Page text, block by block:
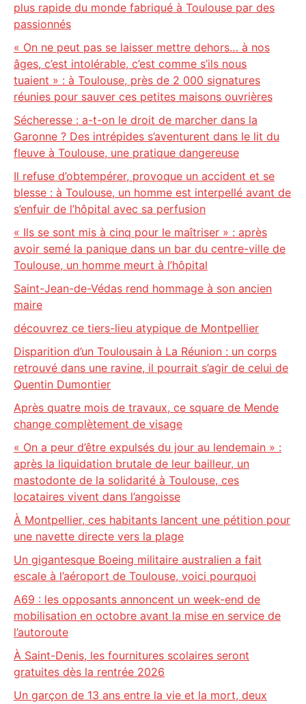
plus rapide du monde fabriqué à Toulouse par des
passionnés
« On ne peut pas se laisser mettre dehors… à nos
âges, c’est intolérable, c’est comme s’ils nous
tuaient » : à Toulouse, près de 2 000 signatures
réunies pour sauver ces petites maisons ouvrières
Sécheresse : a-t-on le droit de marcher dans la
Garonne ? Des intrépides s’aventurent dans le lit du
fleuve à Toulouse, une pratique dangereuse
Il refuse d’obtempérer, provoque un accident et se
blesse : à Toulouse, un homme est interpellé avant de
s’enfuir de l’hôpital avec sa perfusion
« Ils se sont mis à cinq pour le maîtriser » : après
avoir semé la panique dans un bar du centre-ville de
Toulouse, un homme meurt à l’hôpital
Saint-Jean-de-Védas rend hommage à son ancien
maire
découvrez ce tiers-lieu atypique de Montpellier
Disparition d’un Toulousain à La Réunion : un corps
retrouvé dans une ravine, il pourrait s’agir de celui de
Quentin Dumontier
Après quatre mois de travaux, ce square de Mende
change complètement de visage
« On a peur d’être expulsés du jour au lendemain » :
après la liquidation brutale de leur bailleur, un
mastodonte de la solidarité à Toulouse, ces
locataires vivent dans l’angoisse
À Montpellier, ces habitants lancent une pétition pour
une navette directe vers la plage
Un gigantesque Boeing militaire australien a fait
escale à l’aéroport de Toulouse, voici pourquoi
A69 : les opposants annoncent un week-end de
mobilisation en octobre avant la mise en service de
l’autoroute
À Saint-Denis, les fournitures scolaires seront
gratuites dès la rentrée 2026
Un garçon de 13 ans entre la vie et la mort, deux